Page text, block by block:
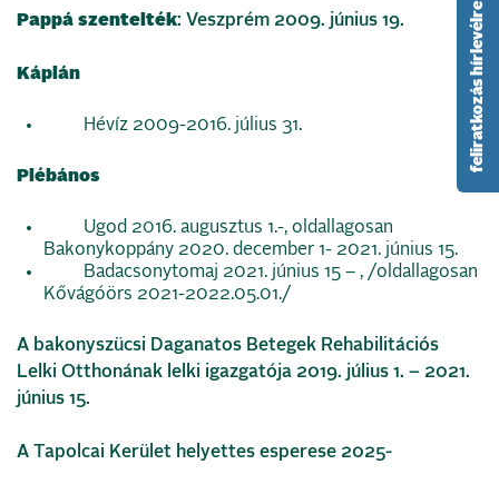
Pappá szentelték: Veszprém 2009. június 19.
Káplán
Hévíz 2009-2016. július 31.
Plébános
Ugod 2016. augusztus 1.-, oldallagosan
Bakonykoppány 2020. december 1- 2021. június 15.
Badacsonytomaj 2021. június 15 – , /oldallagosan
Kővágóörs 2021-2022.05.01./
A bakonyszücsi Daganatos Betegek Rehabilitációs
Lelki Otthonának lelki igazgatója 2019. július 1. – 2021.
június 15.
A Tapolcai Kerület helyettes esperese 2025-
feliratkozás hírlevélre